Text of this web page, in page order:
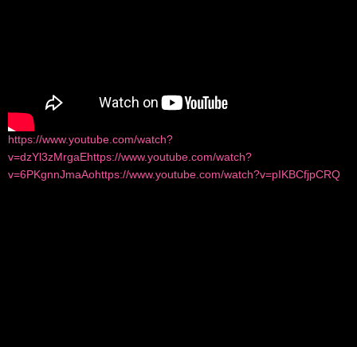
https://www.youtube.com/watch?
v=dzYl3zMrgaEhttps://www.youtube.com/watch?
v=6PKgnnJmaAohttps://www.youtube.com/watch?v=pIKBCfjpCRQ